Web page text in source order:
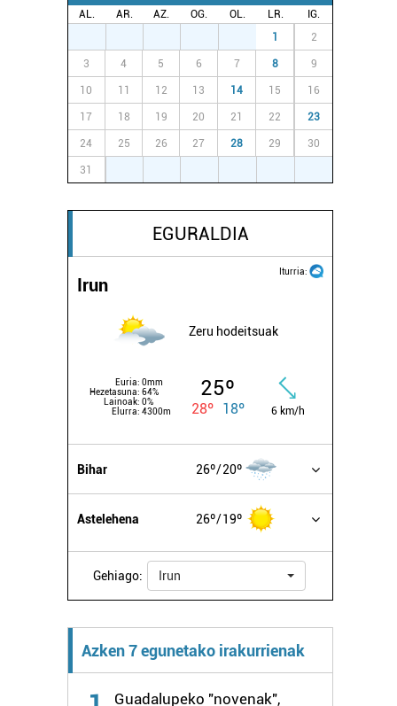
AL. AR. AZ. OG. OL. LR.
IG.
1 2
3 4 5 6 7 8 9
10 11 12 13 14 15 16
17 18 19 20 21 22 23
24 25 26 27 28 29 30
31
EGURALDIA
Iturria:
Irun
Zeru hodeitsuak
Euria: 0mm
Hezetasuna: 64%
Lainoak: 0%
Elurra: 4300m
25º
28º 18º 6 km/h
Bihar 26º 20º
Astelehena 26º 19º
Gehiago: Irun
Azken 7 egunetako irakurrienak
Guadalupeko "novenak",